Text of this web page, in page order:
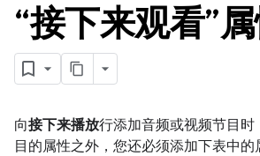
“接下来观看”
向接下来播放行添加音频或视频节目
目的属性之外，您还必须添加下表中